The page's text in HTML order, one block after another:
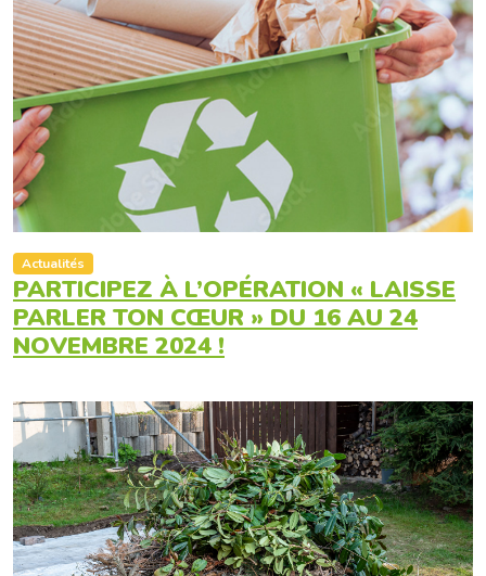
Actualités
PARTICIPEZ À L’OPÉRATION « LAISSE
PARLER TON CŒUR » DU 16 AU 24
NOVEMBRE 2024 !